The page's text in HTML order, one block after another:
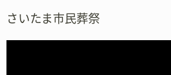
さいたま市民葬祭